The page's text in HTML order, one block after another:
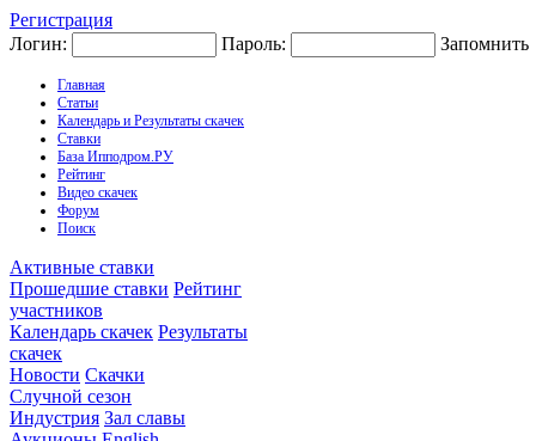
Регистрация
Логин:
Пароль: Запомнить
Главная
Статьи
Календарь и Результаты скачек
Ставки
База Ипподром.РУ
Рейтинг
Видео скачек
Форум
Поиск
Активные ставки
Прошедшие ставки Рейтинг
участников
Календарь скачек Результаты
скачек
Новости Скачки
Случной сезон
Индустрия Зал славы